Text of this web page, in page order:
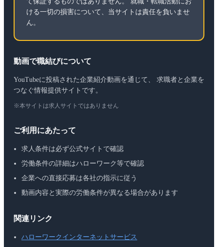
ける一切の損害について、当サイトは責任を負いませ
ん。
動画で職結びについて
YouTubeに投稿された企業紹介動画を通じて、 求職者と企業を
つなぐ情報提供サイトです。
※本サイトは求人サイトではありません
ご利用にあたって
求人条件は必ず公式サイトで確認
労働条件の詳細はハローワーク等で確認
企業への直接応募は各社の指示に従う
動画内容と実際の労働条件が異なる場合があります
関連リンク
ハローワークインターネットサービス